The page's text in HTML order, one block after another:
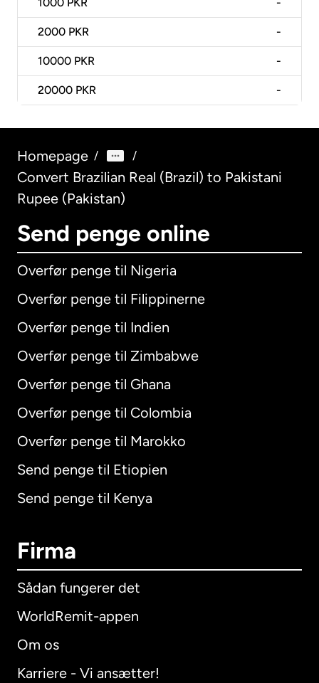
1000 PKR -
2000 PKR -
10000 PKR -
20000 PKR -
Homepage / /
Convert Brazilian Real (Brazil) to Pakistani
Rupee (Pakistan)
Send penge online
Overfør penge til Nigeria
Overfør penge til Filippinerne
Overfør penge til Indien
Overfør penge til Zimbabwe
Overfør penge til Ghana
Overfør penge til Colombia
Overfør penge til Marokko
Send penge til Etiopien
Send penge til Kenya
Firma
Sådan fungerer det
WorldRemit-appen
Om os
Karriere - Vi ansætter!